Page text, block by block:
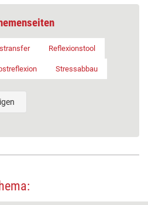
Reflexionstool
Stressabbau